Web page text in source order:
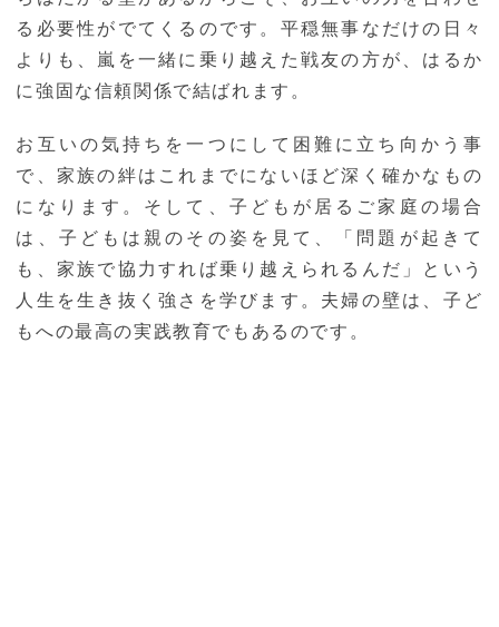
る必要性がでてくるのです。平穏無事なだけの日々
よりも、嵐を一緒に乗り越えた戦友の方が、はるか
に強固な信頼関係で結ばれます。
お互いの気持ちを一つにして困難に立ち向かう事
で、家族の絆はこれまでにないほど深く確かなもの
になります。そして、子どもが居るご家庭の場合
は、子どもは親のその姿を見て、「問題が起きて
も、家族で協力すれば乗り越えられるんだ」という
人生を生き抜く強さを学びます。夫婦の壁は、子ど
もへの最高の実践教育でもあるのです。